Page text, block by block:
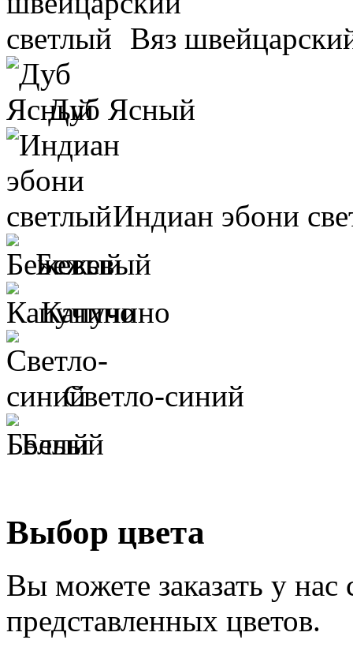
Вяз
Дуб Ясный
Индиан эбони
Бежевый
Капучино
Светло-синий
Белый
Выбор цвета
Вы можете заказать у
представленных цветов.